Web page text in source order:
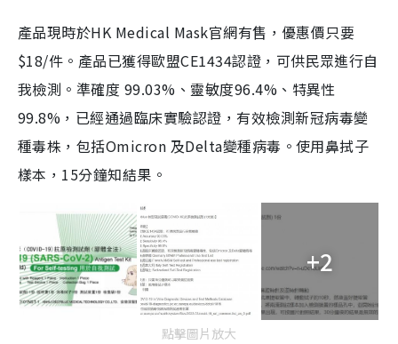
產品現時於HK Medical Mask官網有售，優惠價只要
$18/件。產品已獲得歐盟CE1434認證，可供民眾進行自
我檢測。準確度 99.03%、靈敏度96.4%、特異性
99.8%，已經通過臨床實驗認證，有效檢測新冠病毒變
種毒株，包括Omicron 及Delta變種病毒。使用鼻拭子
樣本，15分鐘知結果。
+2
點擊圖片放大